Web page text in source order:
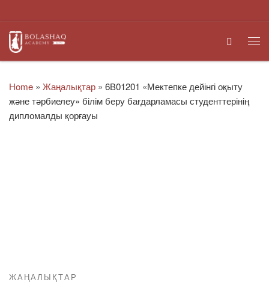
Search
Home » Жаңалықтар » 6В01201 «Мектепке дейінгі оқыту
және тәрбиелеу» білім беру бағдарламасы студенттерінің
дипломалды қорғауы
ЖАҢАЛЫҚТАР